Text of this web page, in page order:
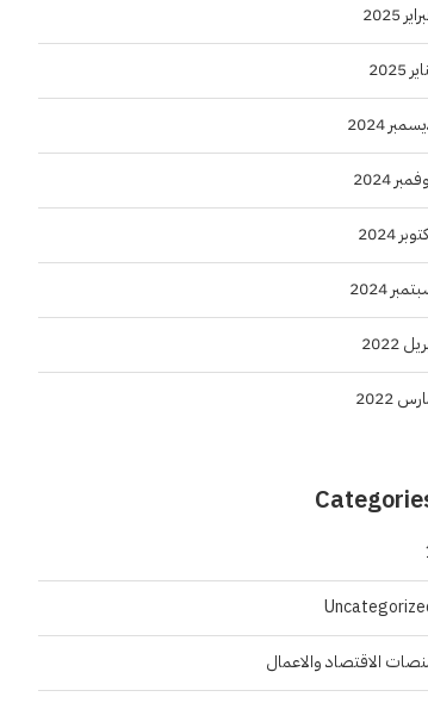
2025
2025
2024
2024
2024
2024
2022
2022
الاقتصاد والاعمال